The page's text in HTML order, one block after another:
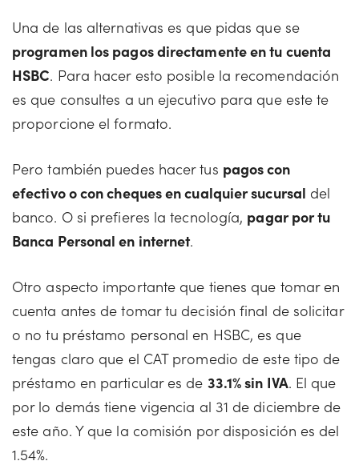
Una de las alternativas es que pidas que se
programen los pagos directamente en tu cuenta
HSBC. Para hacer esto posible la recomendación
es que consultes a un ejecutivo para que este te
proporcione el formato.
Pero también puedes hacer tus pagos con
efectivo o con cheques en cualquier sucursal del
banco. O si prefieres la tecnología, pagar por tu
Banca Personal en internet.
Otro aspecto importante que tienes que tomar en
cuenta antes de tomar tu decisión final de solicitar
o no tu préstamo personal en HSBC, es que
tengas claro que el CAT promedio de este tipo de
préstamo en particular es de 33.1% sin IVA. El que
por lo demás tiene vigencia al 31 de diciembre de
este año. Y que la comisión por disposición es del
1.54%.